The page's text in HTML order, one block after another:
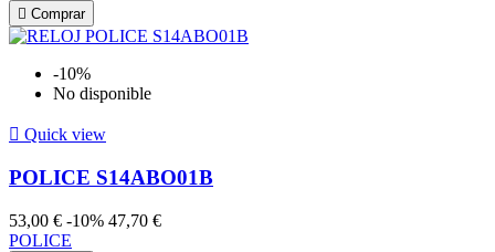
 Comprar
-10%
No disponible
 Quick view
POLICE S14ABO01B
53,00 € -10% 47,70 €
POLICE